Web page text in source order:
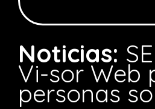
Noticias:
Vi-sor Web
personas